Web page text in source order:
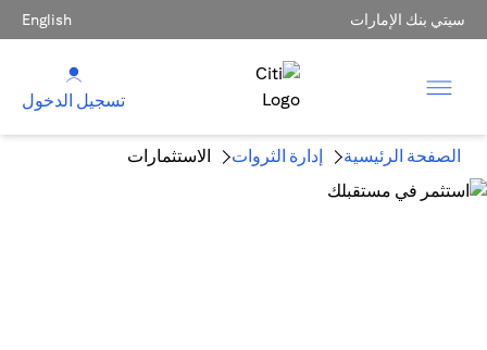
سيتي بنك الإمارات English
تسجيل الدخول
الصفحة الرئيسية إدارة الثروات الاستثمارات